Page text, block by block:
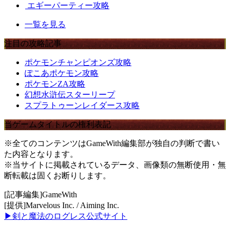
エギーパーティー攻略
一覧を見る
注目の攻略記事
ポケモンチャンピオンズ攻略
ぽこあポケモン攻略
ポケモンZA攻略
幻想水滸伝スターリープ
スプラトゥーンレイダース攻略
当ゲームタイトルの権利表記
※全てのコンテンツはGameWith編集部が独自の判断で書い
た内容となります。
※当サイトに掲載されているデータ、画像類の無断使用・無
断転載は固くお断りします。
[記事編集]GameWith
[提供]Marvelous Inc. / Aiming Inc.
▶剣と魔法のログレス公式サイト